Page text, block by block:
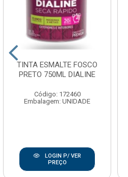
TINTA ESMALTE FOSCO
PRETO 750ML DIALINE
Código: 172460
Embalagem: UNIDADE
LOGIN P/ VER
PREÇO